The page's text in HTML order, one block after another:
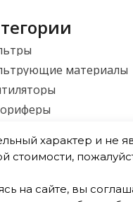
характер и не
стоимости,
на сайте, вы
материалы
изделия